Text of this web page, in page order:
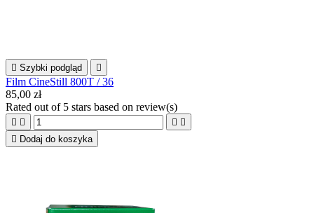
 Szybki podgląd 
Film CineStill 800T / 36
85,00 zł
Rated out of 5 stars based on review(s)
   
 Dodaj do koszyka